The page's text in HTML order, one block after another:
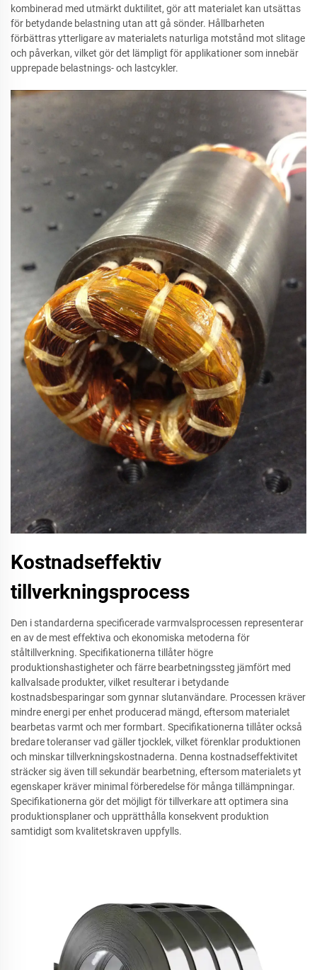
kombinerad med utmärkt duktilitet, gör att materialet kan utsättas
för betydande belastning utan att gå sönder. Hållbarheten
förbättras ytterligare av materialets naturliga motstånd mot slitage
och påverkan, vilket gör det lämpligt för applikationer som innebär
upprepade belastnings- och lastcykler.
Kostnadseffektiv
tillverkningsprocess
Den i standarderna specificerade varmvalsprocessen representerar
en av de mest effektiva och ekonomiska metoderna för
ståltillverkning. Specifikationerna tillåter högre
produktionshastigheter och färre bearbetningssteg jämfört med
kallvalsade produkter, vilket resulterar i betydande
kostnadsbesparingar som gynnar slutanvändare. Processen kräver
mindre energi per enhet producerad mängd, eftersom materialet
bearbetas varmt och mer formbart. Specifikationerna tillåter också
bredare toleranser vad gäller tjocklek, vilket förenklar produktionen
och minskar tillverkningskostnaderna. Denna kostnadseffektivitet
sträcker sig även till sekundär bearbetning, eftersom materialets yt
egenskaper kräver minimal förberedelse för många tillämpningar.
Specifikationerna gör det möjligt för tillverkare att optimera sina
produktionsplaner och upprätthålla konsekvent produktion
samtidigt som kvalitetskraven uppfylls.